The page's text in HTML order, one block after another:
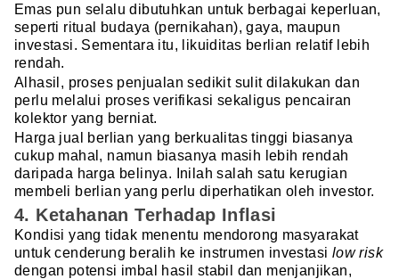
Emas pun selalu dibutuhkan untuk berbagai keperluan,
seperti ritual budaya (pernikahan), gaya, maupun
investasi. Sementara itu, likuiditas berlian relatif lebih
rendah.
Alhasil, proses penjualan sedikit sulit dilakukan dan
perlu melalui proses verifikasi sekaligus pencairan
kolektor yang berniat.
Harga jual berlian yang berkualitas tinggi biasanya
cukup mahal, namun biasanya masih lebih rendah
daripada harga belinya. Inilah salah satu kerugian
membeli berlian yang perlu diperhatikan oleh investor.
4. Ketahanan Terhadap Inflasi
Kondisi yang tidak menentu mendorong masyarakat
untuk cenderung beralih ke instrumen investasi low risk
dengan potensi imbal hasil stabil dan menjanjikan,